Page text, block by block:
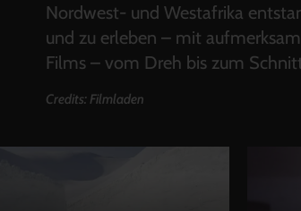
Nordwest- und Westafrika
und zu erleben – mit
Films – vom Dreh bis zum
Credits: Filmladen